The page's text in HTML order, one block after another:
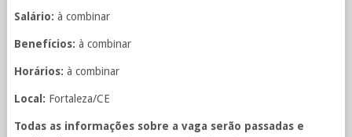
Salário: à combinar
Benefícios: à combinar
Horários: à combinar
Local: Fortaleza/CE
Todas as informações sobre a vaga serão passadas e